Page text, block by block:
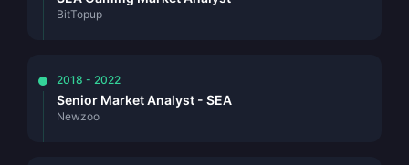
BitTopup
2018 - 2022
Senior Market Analyst - SEA
Newzoo